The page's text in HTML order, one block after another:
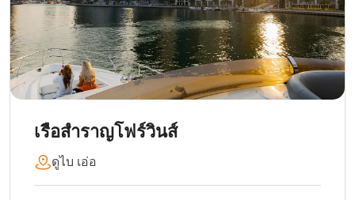
เรือสำราญโฟร์วินส์
ดูไบ เอ่อ